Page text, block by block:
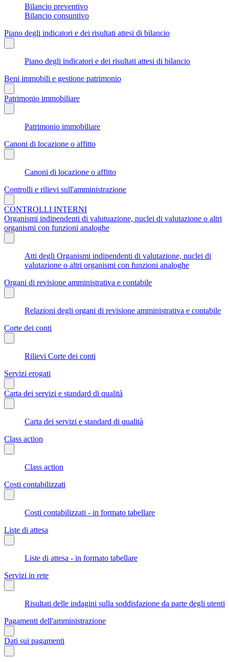
Bilancio preventivo
Bilancio consuntivo
Piano degli indicatori e dei risultati attesi di bilancio
Piano degli indicatori e dei risultati attesi di bilancio
Beni immobili e gestione patrimonio
Patrimonio immobiliare
Patrimonio immobiliare
Canoni di locazione o affitto
Canoni di locazione o affitto
Controlli e rilievi sull'amministrazione
CONTROLLI INTERNI
Organismi indipendenti di valutuazione, nuclei di valutazione o altri
organismi con funzioni analoghe
Atti degli Organismi indipendenti di valutazione, nuclei di
valutazione o altri organismi con funzioni analoghe
Organi di revisione amministrativa e contabile
Relazioni degli organi di revisione amministrativa e contabile
Corte dei conti
Rilievi Corte dei conti
Servizi erogati
Carta dei servizi e standard di qualità
Carta dei servizi e standard di qualità
Class action
Class action
Costi contabilizzati
Costi contabilizzati - in formato tabellare
Liste di attesa
Liste di attesa - in formato tabellare
Servizi in rete
Risultati delle indagini sulla soddisfazione da parte degli utenti
Pagamenti dell'amministrazione
Dati sui pagamenti